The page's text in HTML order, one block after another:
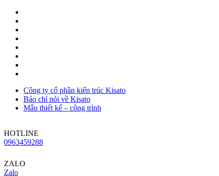
Công ty cổ phần kiến trúc Kisato
Báo chí nói về Kisato
Mẫu thiết kế – công trình
HOTLINE
0963459288
ZALO
Zalo